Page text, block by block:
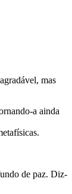
mas
a ainda
de paz. Diz-